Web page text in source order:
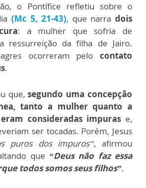
o Pontífice refletiu sobre o
(Mc 5, 21-43), que narra dois
: a mulher que sofria de
ressurreição da filha de Jairo.
ocorreram pelo contato
.
que,segundo uma concepção
tanto a mulher quanto a
consideradas impuras e,
ser tocadas. Porém, Jesus
puros dos impuros”, afirmou
que “Deus não faz essa
todos somos seus filhos”.